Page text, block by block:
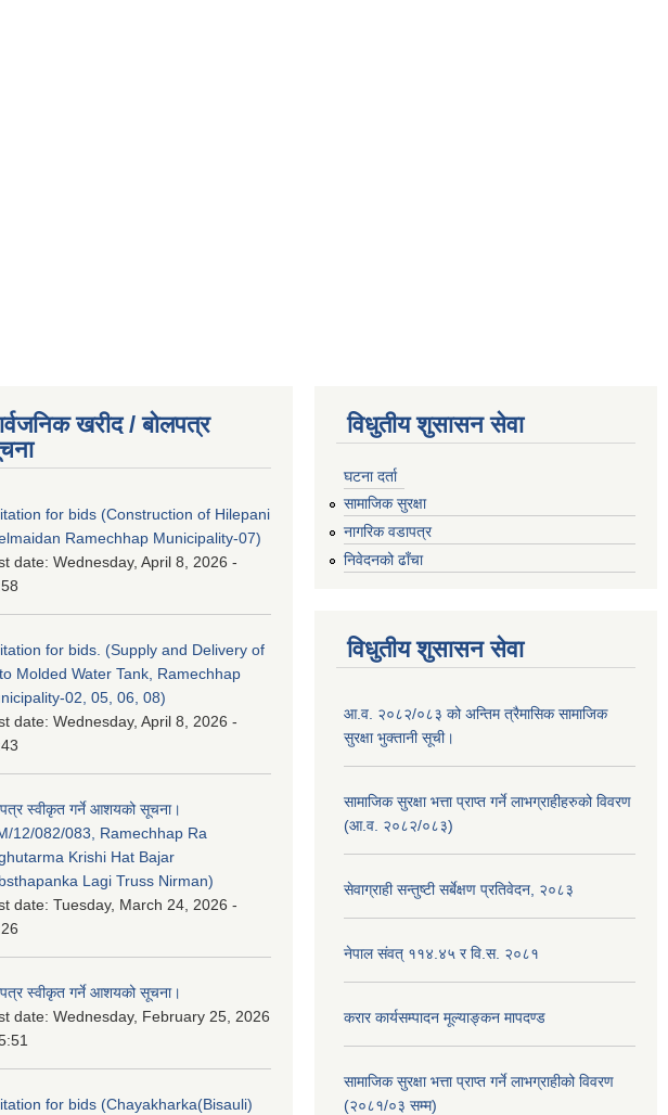
खरीद / बोलपत्र
for bids (Construction of Hilepani
Ramechhap Municipality-07)
date: Wednesday, April 8, 2026 -
for bids. (Supply and Delivery of
Molded Water Tank, Ramechhap
02, 05, 06, 08)
date: Wednesday, April 8, 2026 -
स्वीकृत गर्ने आशयको सूचना।
12/082/083, Ramechhap Ra
Krishi Hat Bajar
Lagi Truss Nirman)
date: Tuesday, March 24, 2026 -
स्वीकृत गर्ने आशयको सूचना।
date: Wednesday, February 25, 2026
for bids (Chayakharka(Bisauli)
विधुतीय शुसासन सेवा
घटना दर्ता
सामाजिक सुरक्षा
नागरिक वडापत्र
निवेदनको ढाँचा
विधुतीय शुसासन सेवा
आ.व. २०८२/०८३ को अन्तिम त्रैमासिक सामाजिक
सुरक्षा भुक्तानी सूची।
सामाजिक सुरक्षा भत्ता प्राप्त गर्ने लाभग्राहीहरुको विवरण
(आ.व. २०८२/०८३)
सेवाग्राही सन्तुष्टी सर्बेक्षण प्रतिवेदन, २०८३
नेपाल संवत् ११४.४५ र वि.स. २०८१
करार कार्यसम्पादन मूल्याङ्कन मापदण्ड
सामाजिक सुरक्षा भत्ता प्राप्त गर्ने लाभग्राहीको विवरण
(२०८१/०३ सम्म)